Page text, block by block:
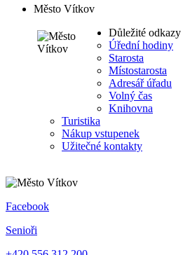
Město Vítkov
Důležité odkazy
Úřední hodiny
Starosta
Místostarosta
Adresář úřadu
Volný čas
Knihovna
Turistika
Nákup vstupenek
Užitečné kontakty
Facebook
Senioři